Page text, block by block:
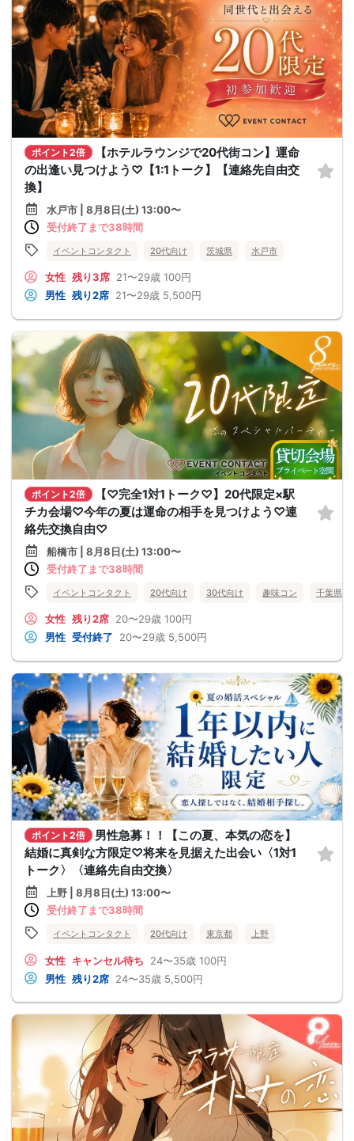
ポイント2倍
【ホテルラウンジで20代街コン】運命
の出逢い見つけよう♡【1:1トーク】【連絡先自由交
換】
水戸市 | 8月8日(土) 13:00〜
受付終了まで38時間
イベントコンタクト 20代向け 茨城県 水戸市
女性 残り3席 21〜29歳 100円
男性 残り2席 21〜29歳 5,500円
ポイント2倍
【♡完全1対1トーク♡】20代限定×駅
チカ会場♡今年の夏は運命の相手を見つけよう♡連
絡先交換自由♡
船橋市 | 8月8日(土) 13:00〜
受付終了まで38時間
イベントコンタクト 20代向け 30代向け 趣味コン 千葉県
女性 残り2席 20〜29歳 100円
男性 受付終了 20〜29歳 5,500円
ポイント2倍
男性急募！！【この夏、本気の恋を】
結婚に真剣な方限定♡将来を見据えた出会い〈1対1
トーク〉〈連絡先自由交換〉
上野 | 8月8日(土) 13:00〜
受付終了まで38時間
イベントコンタクト 20代向け 東京都 上野
女性 キャンセル待ち 24〜35歳 100円
男性 残り2席 24〜35歳 5,500円